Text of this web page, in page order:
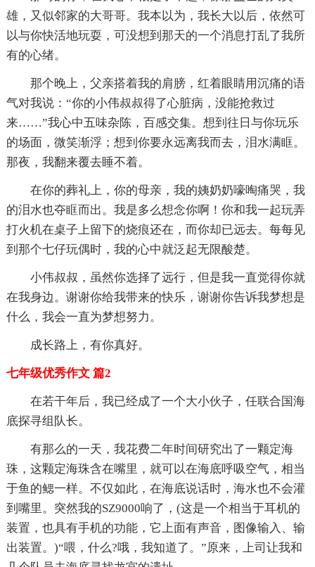
雄，又似邻家的大哥哥。我本以为，我长大以后，依然可
以与你快活地玩耍，可没想到那天的一个消息打乱了我所
有的心绪。
那个晚上，父亲搭着我的肩膀，红着眼睛用沉痛的语
气对我说：“你的小伟叔叔得了心脏病，没能抢救过
来……”我心中五味杂陈，百感交集。想到往日与你玩乐
的场面，微笑渐浮；想到你要永远离我而去，泪水满眶。
那夜，我翻来覆去睡不着。
在你的葬礼上，你的母亲，我的姨奶奶嚎啕痛哭，我
的泪水也夺眶而出。我是多么想念你啊！你和我一起玩弄
打火机在桌子上留下的烧痕还在，而你却已远去。每每见
到那个七仔玩偶时，我的心中就泛起无限酸楚。
小伟叔叔，虽然你选择了远行，但是我一直觉得你就
在我身边。谢谢你给我带来的快乐，谢谢你告诉我梦想是
什么，我会一直为梦想努力。
成长路上，有你真好。
七年级优秀作文 篇2
在若干年后，我已经成了一个大小伙子，任联合国海
底探寻组队长。
有那么的一天，我花费二年时间研究出了一颗定海
珠，这颗定海珠含在嘴里，就可以在海底呼吸空气，相当
于鱼的鳃一样。不仅如此，在海底说话时，海水也不会灌
到嘴里。突然我的SZ9000响了，(这是一个相当于耳机的
装置，也具有手机的功能，它上面有声音，图像输入、输
出装置。)“喂，什么?哦，我知道了。”原来，上司让我和